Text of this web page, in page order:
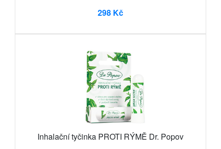
298 Kč
Inhalační tyčinka PROTI RÝMĚ Dr. Popov